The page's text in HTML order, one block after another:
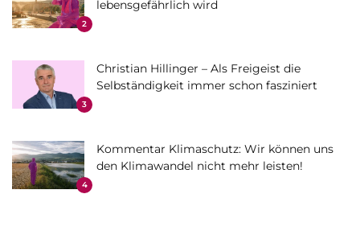
2
lebensgefährlich wird
3
Christian Hillinger – Als Freigeist die
Selbständigkeit immer schon fasziniert
4
Kommentar Klimaschutz: Wir können uns
den Klimawandel nicht mehr leisten!